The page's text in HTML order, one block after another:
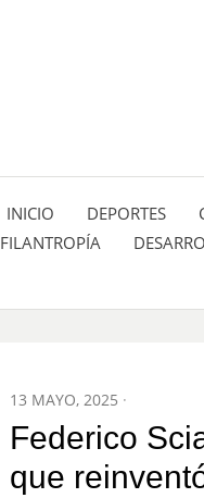
INICIO DEPORTES
FILANTROPÍA
POSTED
ON
13 MAYO, 2025
Federico
que